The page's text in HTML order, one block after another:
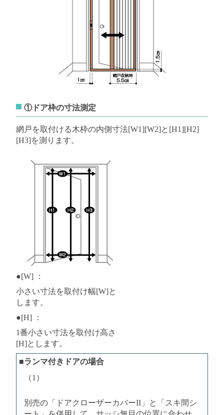
①ドア枠の寸法測定
網戸を取付ける木枠の内側寸法[W1][W2]と[H1][H2]
[H3]を測ります。
●[W] ：
小さい寸法を取付け幅[W]と
します。
●[H] ：
1番小さい寸法を取付け高さ
[H]とします。
■ランマ付きドアの場合
（1）
別売の「ドアクローザーカバーII」と「スキ間シ